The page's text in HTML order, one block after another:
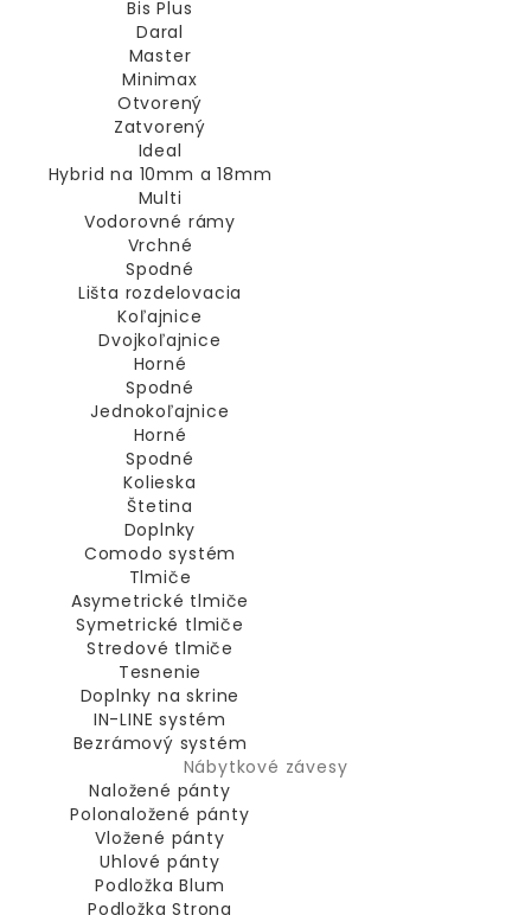
Bis Plus
Daral
Master
Minimax
Otvorený
Zatvorený
Ideal
Hybrid na 10mm a 18mm
Multi
Vodorovné rámy
Vrchné
Spodné
Lišta rozdelovacia
Koľajnice
Dvojkoľajnice
Horné
Spodné
Jednokoľajnice
Horné
Spodné
Kolieska
Štetina
Doplnky
Comodo systém
Tlmiče
Asymetrické tlmiče
Symetrické tlmiče
Stredové tlmiče
Tesnenie
Doplnky na skrine
IN-LINE systém
Bezrámový systém
Nábytkové závesy
Naložené pánty
Polonaložené pánty
Vložené pánty
Uhlové pánty
Podložka Blum
Podložka Strong